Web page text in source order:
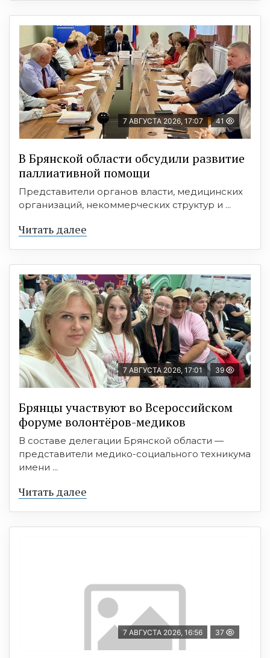
7 АВГУСТА 2026, 17:07 41
В Брянской области обсудили развитие
паллиативной помощи
Представители органов власти, медицинских
организаций, некоммерческих структур и ...
Читать далее
7 АВГУСТА 2026, 17:01 39
Брянцы участвуют во Всероссийском
форуме волонтёров-медиков
В составе делегации Брянской области —
представители медико-социального техникума
имени ...
Читать далее
7 АВГУСТА 2026, 16:56 37